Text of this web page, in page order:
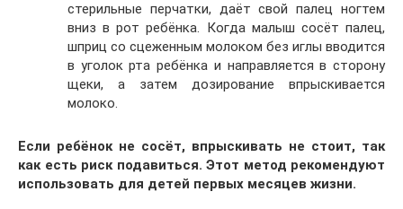
стерильные перчатки, даёт свой палец ногтем
вниз в рот ребёнка. Когда малыш сосёт палец,
шприц со сцеженным молоком без иглы вводится
в уголок рта ребёнка и направляется в сторону
щеки, а затем дозирование впрыскивается
молоко.
Если ребёнок не сосёт, впрыскивать не стоит, так
как есть риск подавиться. Этот метод рекомендуют
использовать для детей первых месяцев жизни.